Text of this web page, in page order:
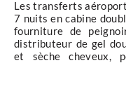
Les transferts
7 nuits en cabine
fourniture de
distributeur de gel
et sèche cheveux,